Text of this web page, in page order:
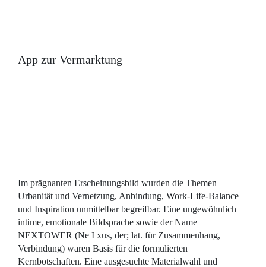
App zur Vermarktung
Im prägnanten Erscheinungsbild wurden die Themen
Urbanität und Vernetzung, Anbindung, Work-Life-Balance
und Inspiration unmittelbar begreifbar. Eine ungewöhnlich
intime, emotionale Bildsprache sowie der Name
NEXTOWER (Ne I xus, der; lat. für Zusammenhang,
Verbindung) waren Basis für die formulierten
Kernbotschaften. Eine ausgesuchte Materialwahl und